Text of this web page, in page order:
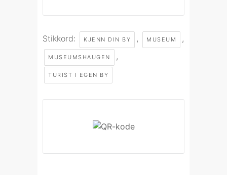
Stikkord: KJENN DIN BY , MUSEUM ,
MUSEUMSHAUGEN ,
TURIST I EGEN BY